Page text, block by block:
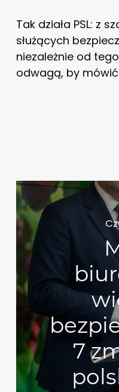
Tak działa PSL: z
służących
niezależnie od
odwagą, by
7